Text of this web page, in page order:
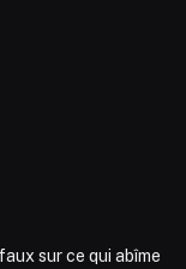
sur ce qui abîme